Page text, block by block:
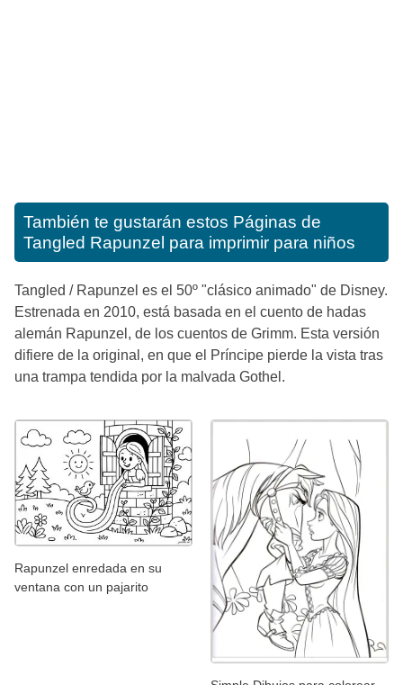
También te gustarán estos Páginas de
Tangled Rapunzel para imprimir para niños
Tangled / Rapunzel es el 50º "clásico animado" de Disney.
Estrenada en 2010, está basada en el cuento de hadas
alemán Rapunzel, de los cuentos de Grimm. Esta versión
difiere de la original, en que el Príncipe pierde la vista tras
una trampa tendida por la malvada Gothel.
Rapunzel enredada en su
ventana con un pajarito